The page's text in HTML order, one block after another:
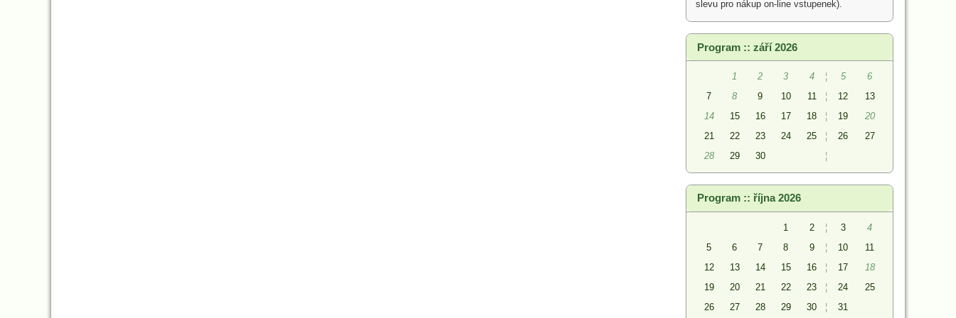
slevu pro nákup on-line vstupenek).
Program :: září 2026
1 2 3 4 ¦ 5
6
7
8 9 10 11 ¦ 12
13
14
15 16 17 18 ¦ 19
20
21
22 23 24 25 ¦ 26
27
28
29 30 ¦
Program :: října 2026
1 2 ¦ 3
4
5
6 7 8 9 ¦ 10
11
12
13 14 15 16 ¦ 17
18
19
20 21 22 23 ¦ 24
25
26
27 28 29 30 ¦ 31